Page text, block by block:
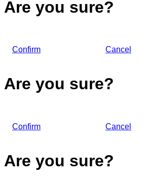
Are you sure?
Confirm Cancel
Are you sure?
Confirm Cancel
Are you sure?